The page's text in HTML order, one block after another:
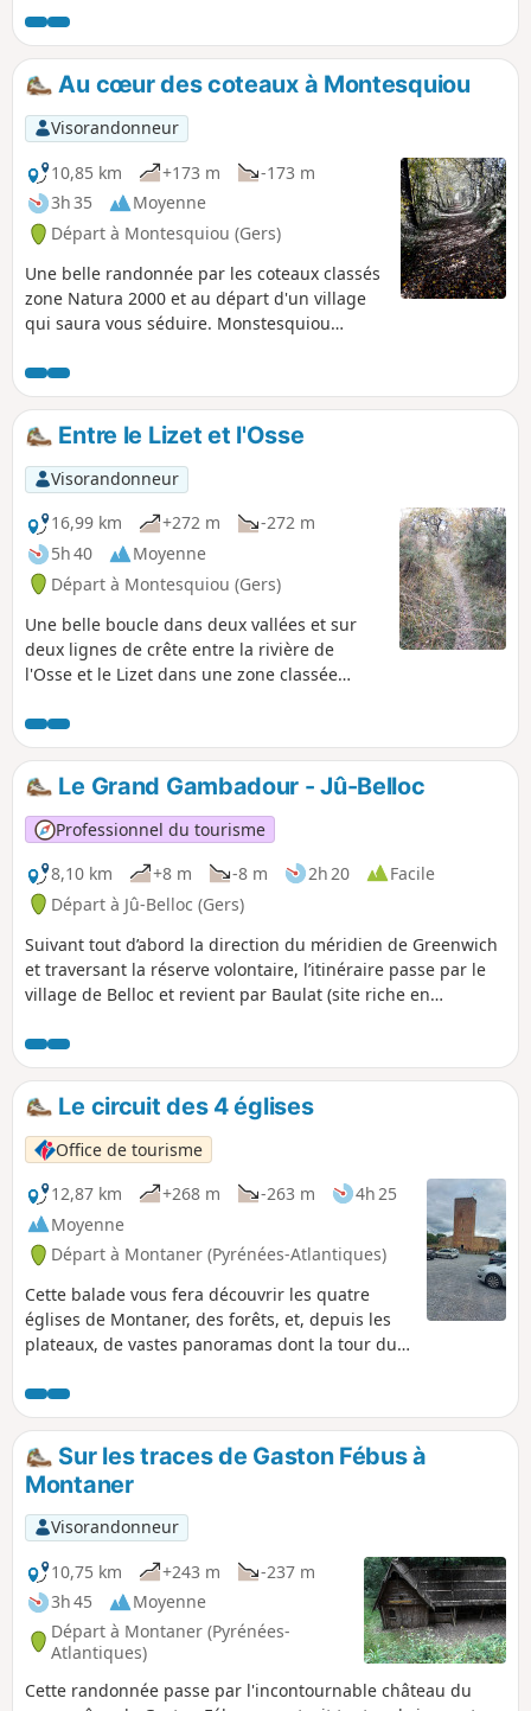
se fait à partir de l'église d'Antin. Circuit bien ombragé.
Au cœur des coteaux à Montesquiou
Visorandonneur
10,85 km
+173 m
-173 m
3h 35
Moyenne
Départ à Montesquiou (Gers)
Une belle randonnée par les coteaux classés
zone Natura 2000 et au départ d'un village
qui saura vous séduire. Monstesquiou
Entre le Lizet et l'Osse
Visorandonneur
16,99 km
+272 m
-272 m
5h 40
Moyenne
Départ à Montesquiou (Gers)
Une belle boucle dans deux vallées et sur
deux lignes de crête entre la rivière de
l'Osse et le Lizet dans une zone classée
Le Grand Gambadour - Jû-Belloc
Professionnel du tourisme
8,10 km
+8 m -8 m 2h 20
Facile
Départ à Jû-Belloc (Gers)
Suivant tout d’abord la direction du méridien de Greenwich
et traversant la réserve volontaire, l’itinéraire passe par le
village de Belloc et revient par Baulat (site riche en
Le circuit des 4 églises
Office de tourisme
12,87 km
+268 m -263 m
4h 25
Moyenne
Départ à Montaner (Pyrénées-Atlantiques)
Cette balade vous fera découvrir les quatre
églises de Montaner, des forêts, et, depuis les
plateaux, de vastes panoramas dont la tour du
Sur les traces de Gaston Fébus à
Montaner
Visorandonneur
10,75 km
+243 m
-237 m
3h 45
Moyenne
Départ à Montaner (Pyrénées-
Atlantiques)
Cette randonnée passe par l'incontournable château du